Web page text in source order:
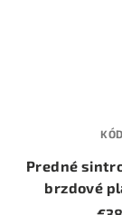
Predné
brzdové